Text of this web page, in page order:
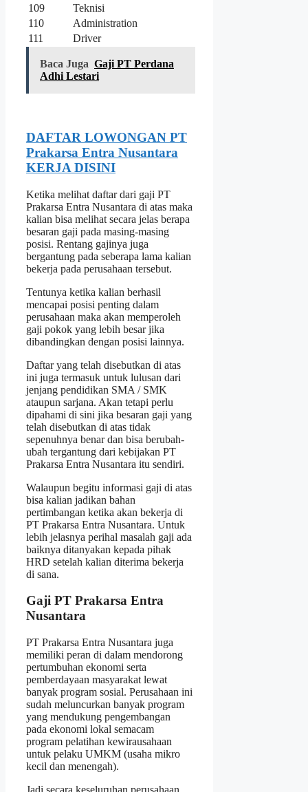
109
Teknisi
110
Administration
111
Driver
Baca Juga Gaji PT Perdana
Adhi Lestari
DAFTAR LOWONGAN PT
Prakarsa Entra Nusantara
KERJA DISINI
Ketika melihat daftar dari gaji PT
Prakarsa Entra Nusantara di atas maka
kalian bisa melihat secara jelas berapa
besaran gaji pada masing-masing
posisi. Rentang gajinya juga
bergantung pada seberapa lama kalian
bekerja pada perusahaan tersebut.
Tentunya ketika kalian berhasil
mencapai posisi penting dalam
perusahaan maka akan memperoleh
gaji pokok yang lebih besar jika
dibandingkan dengan posisi lainnya.
Daftar yang telah disebutkan di atas
ini juga termasuk untuk lulusan dari
jenjang pendidikan SMA / SMK
ataupun sarjana. Akan tetapi perlu
dipahami di sini jika besaran gaji yang
telah disebutkan di atas tidak
sepenuhnya benar dan bisa berubah-
ubah tergantung dari kebijakan PT
Prakarsa Entra Nusantara itu sendiri.
Walaupun begitu informasi gaji di atas
bisa kalian jadikan bahan
pertimbangan ketika akan bekerja di
PT Prakarsa Entra Nusantara. Untuk
lebih jelasnya perihal masalah gaji ada
baiknya ditanyakan kepada pihak
HRD setelah kalian diterima bekerja
di sana.
Gaji PT Prakarsa Entra
Nusantara
PT Prakarsa Entra Nusantara juga
memiliki peran di dalam mendorong
pertumbuhan ekonomi serta
pemberdayaan masyarakat lewat
banyak program sosial. Perusahaan ini
sudah meluncurkan banyak program
yang mendukung pengembangan
pada ekonomi lokal semacam
program pelatihan kewirausahaan
untuk pelaku UMKM (usaha mikro
kecil dan menengah).